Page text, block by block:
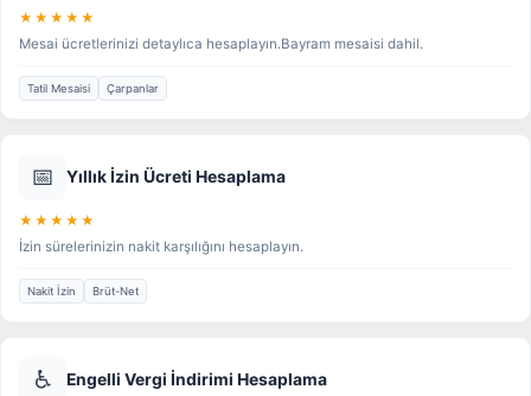
★★★★★
Mesai ücretlerinizi detaylıca hesaplayın.Bayram mesaisi dahil.
Tatil Mesaisi Çarpanlar
📅 Yıllık İzin Ücreti Hesaplama
★★★★★
İzin sürelerinizin nakit karşılığını hesaplayın.
Nakit İzin Brüt-Net
♿ Engelli Vergi İndirimi Hesaplama